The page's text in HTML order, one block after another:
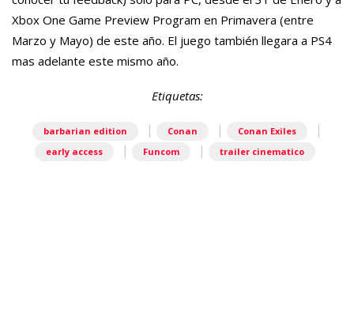
Xbox One Game Preview Program en Primavera (entre
Marzo y Mayo) de este año. El juego también llegara a PS4
mas adelante este mismo año.
Etiquetas:
barbarian edition | Conan | Conan Exiles |
early access | Funcom | trailer cinematico